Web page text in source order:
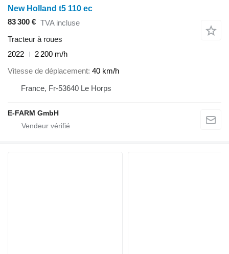
New Holland t5 110 ec
83 300 € TVA incluse
Tracteur à roues
2022
2 200 m/h
Vitesse de déplacement 40 km/h
France, Fr-53640 Le Horps
E-FARM GmbH